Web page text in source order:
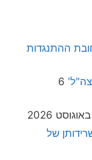
ההתנגדות
צה"ל' 6
של